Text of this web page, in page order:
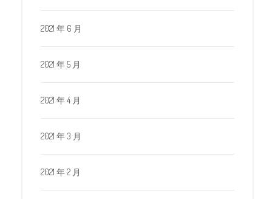
2021 年 6 月
2021 年 5 月
2021 年 4 月
2021 年 3 月
2021 年 2 月